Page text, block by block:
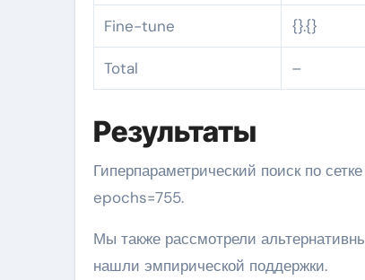
Fine-tune {}.{}
Total –
Результаты
Гиперпараметрический поиск по сетке выявил оптимальную конфигурацию: lr=0.0057, bs=32,
epochs=755.
Мы также рассмотрели
нашли эмпирической поддержки.